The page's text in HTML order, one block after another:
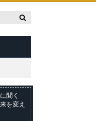
聞く
を変え